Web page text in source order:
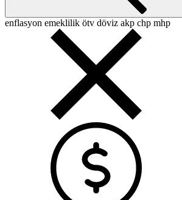
enflasyon emeklilik ötv döviz akp chp mhp